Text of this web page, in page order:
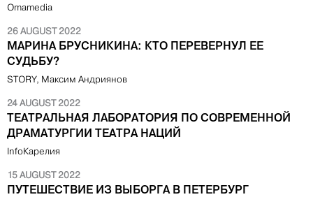
Omamedia
26 AUGUST 2022
МАРИНА БРУСНИКИНА: КТО ПЕРЕВЕРНУЛ ЕЕ
СУДЬБУ?
STORY, Максим Андриянов
24 AUGUST 2022
ТЕАТРАЛЬНАЯ ЛАБОРАТОРИЯ ПО СОВРЕМЕННОЙ
ДРАМАТУРГИИ ТЕАТРА НАЦИЙ
InfoКарелия
15 AUGUST 2022
ПУТЕШЕСТВИЕ ИЗ ВЫБОРГА В ПЕТЕРБУРГ